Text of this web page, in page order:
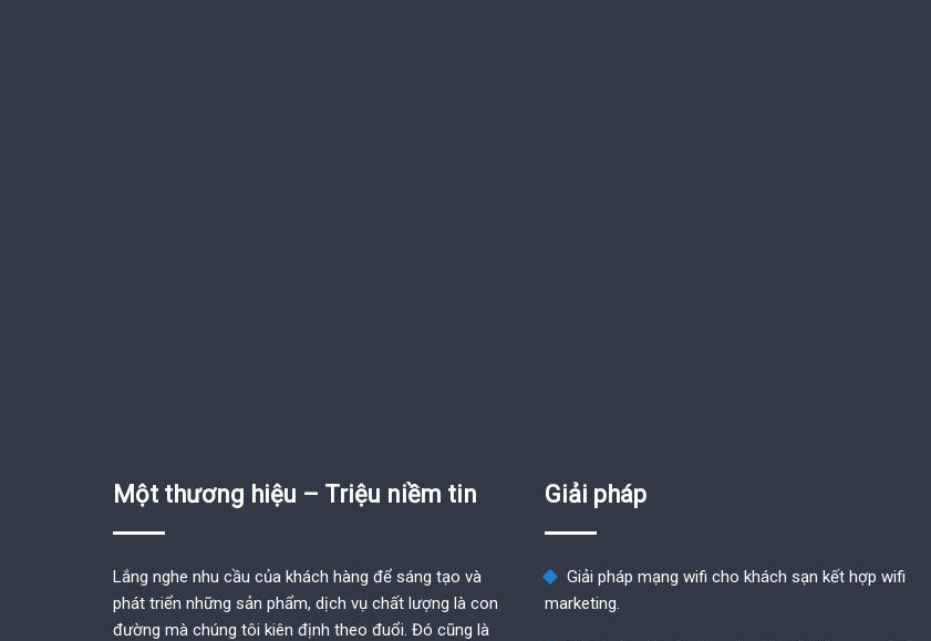
Một thương hiệu – Triệu niềm tin
Lắng nghe nhu cầu của khách hàng để sáng tạo và
phát triển những sản phẩm, dịch vụ chất lượng là con
đường mà chúng tôi kiên định theo đuổi. Đó cũng là
Giải pháp
Giải pháp mạng wifi cho khách sạn kết hợp wifi
marketing.